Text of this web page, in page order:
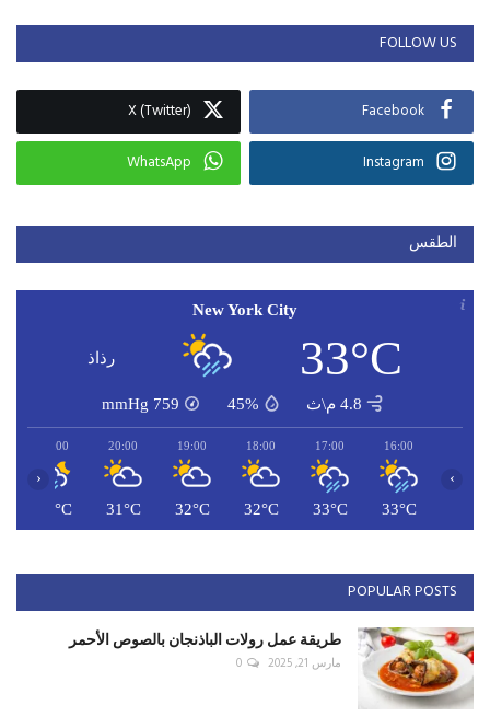
FOLLOW US
Facebook
X (Twitter)
Instagram
WhatsApp
الطقس
New York City
33°C رذاذ
4.8 م\ث 45%
759
mmHg
16:00
33°C
17:00
33°C
18:00
32°C
19:00
32°C
20:00
31°C
21:00
30°C
‹ ›
POPULAR POSTS
طريقة عمل رولات الباذنجان بالصوص الأحمر
مارس 21, 2025 0